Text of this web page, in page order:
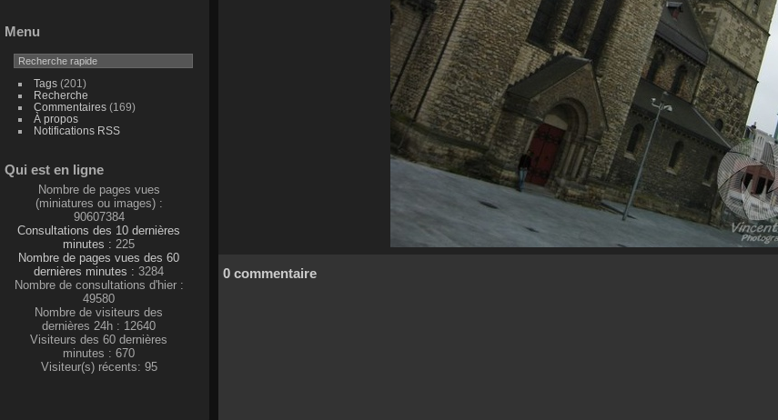
Menu
Tags(201)
Recherche
Commentaires(169)
À propos
Notifications RSS
Qui est en ligne
Nombre de pages vues
(miniatures ou images) :
90607384
Consultations des 10 dernières
minutes : 225
Nombre de pages vues des 60
dernières minutes :3284
Nombre de consultations d'hier :
49580
Nombre de visiteurs des
dernières 24h : 12640
Visiteurs des 60 dernières
minutes : 670
Visiteur(s) récents: 95
0 commentaire